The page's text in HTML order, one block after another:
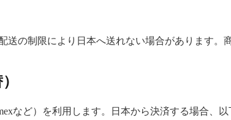
の制限により日本へ送れない場合があります。
など）を利用します。日本から決済する場合、以